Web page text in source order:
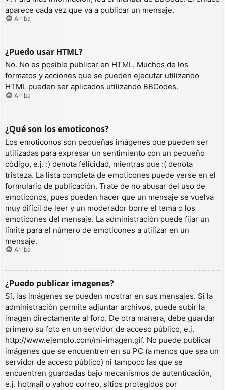
aparece cada vez que va a publicar un mensaje.
Arriba
¿Puedo usar HTML?
No. No es posible publicar en HTML. Muchos de los
formatos y acciones que se pueden ejecutar utilizando
HTML pueden ser aplicados utilizando BBCodes.
Arriba
¿Qué son los emoticonos?
Los emoticonos son pequeñas imágenes que pueden ser
utilizadas para expresar un sentimiento con un pequeño
código, e.j. :) denota felicidad, mientras que :( denota
tristeza. La lista completa de emoticones puede verse en el
formulario de publicación. Trate de no abusar del uso de
emoticonos, pues pueden hacer que un mensaje se vuelva
muy difícil de leer y un moderador borre el tema o los
emoticones del mensaje. La administración puede fijar un
límite para el número de emoticones a utilizar en un
mensaje.
Arriba
¿Puedo publicar imagenes?
Sí, las imágenes se pueden mostrar en sus mensajes. Si la
administración permite adjuntar archivos, puede subir la
imagen directamente al foro. De otra manera, debe guardar
primero su foto en un servidor de acceso público, e.j.
http://www.ejemplo.com/mi-imagen.gif. No puede publicar
imágenes que se encuentren en su PC (a menos que sea un
servidor de acceso público) ni tampoco las que se
encuentren guardadas bajo mecanismos de autenticación,
e.j. hotmail o yahoo correo, sitios protegidos por